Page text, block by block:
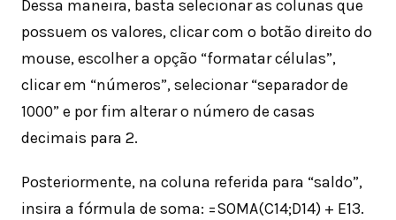
Dessa maneira, basta selecionar as colunas que
possuem os valores, clicar com o botão direito do
mouse, escolher a opção “formatar células”,
clicar em “números”, selecionar “separador de
1000” e por fim alterar o número de casas
decimais para 2.
Posteriormente, na coluna referida para “saldo”,
insira a fórmula de soma: =SOMA(C14;D14) + E13.